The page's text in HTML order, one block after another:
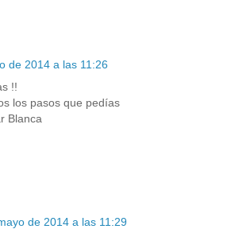
de 2014 a las 11:26
!!
los pasos que pedías
Blanca
de 2014 a las 11:29